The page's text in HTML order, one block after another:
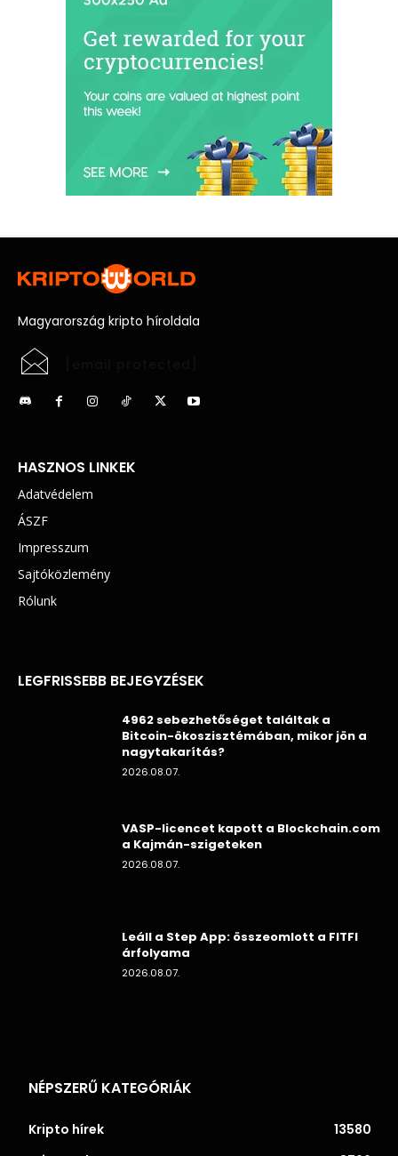
Magyarország kripto híroldala
HASZNOS LINKEK
Adatvédelem
ÁSZF
Impresszum
Sajtóközlemény
Rólunk
LEGFRISSEBB BEJEGYZÉSEK
4962 sebezhetőséget találtak a
Bitcoin-ökoszisztémában, mikor jön a
nagytakarítás?
2026.08.07.
VASP-licencet kapott a Blockchain.com
a Kajmán-szigeteken
2026.08.07.
Leáll a Step App: összeomlott a FITFI
árfolyama
2026.08.07.
NÉPSZERŰ KATEGÓRIÁK
Kripto hírek
13580